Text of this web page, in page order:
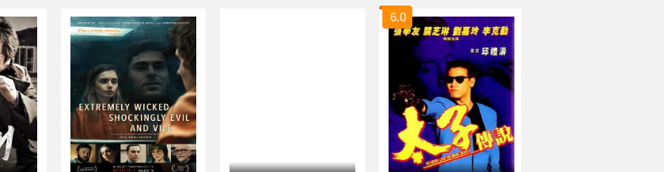
Touché Cornel
Vince Viverito
Damon Whitaker
Kenny Guay
Paul Diomede
Scott
6.0